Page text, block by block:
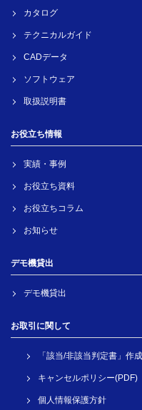
カタログ
テクニカルガイド
CADデータ
ソフトウェア
取扱説明書
お役立ち情報
実績・事例
お役立ち資料
お役立ちコラム
お知らせ
デモ機貸出
デモ機貸出
お取引に関して
「該当/非該当判定書」作
キャンセルポリシー(PDF)
個人情報保護方針